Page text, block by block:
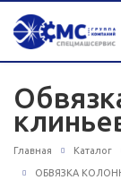
Главная Каталог
ОБВЯЗКА